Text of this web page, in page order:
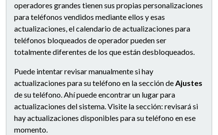
operadores grandes tienen sus propias personalizaciones
para teléfonos vendidos mediante ellos y esas
actualizaciones, el calendario de actualizaciones para
teléfonos bloqueados de operador pueden ser
totalmente diferentes de los que están desbloqueados.
Puede intentar revisar manualmente si hay
actualizaciones para su teléfono en la sección deAjustes
de su teléfono. Ahí puede encontrar un lugar para
actualizaciones del sistema. Visite la sección: revisará si
hay actualizaciones disponibles para su teléfono en ese
momento.